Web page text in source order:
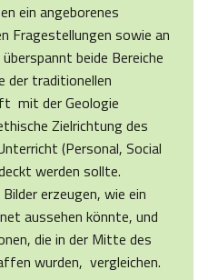
ein angeborenes
Fragestellungen sowie an
beide Bereiche
der traditionellen
mit der Geologie
Zielrichtung des
(Personal, Social
werden sollte.
erzeugen, wie ein
aussehen könnte, und
die in der Mitte des
wurden, vergleichen.